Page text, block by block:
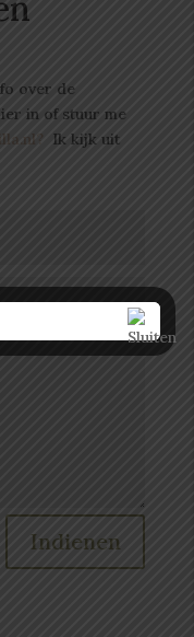
over de
in of stuur me
Ik kijk uit
Indienen